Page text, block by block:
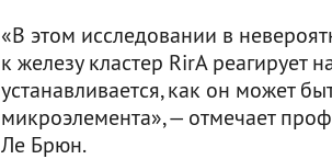
«В этом исследовании в
к железу кластер RirA реагирует
устанавливается, как он может
микроэлемента», — отмечает
Ле Брюн.